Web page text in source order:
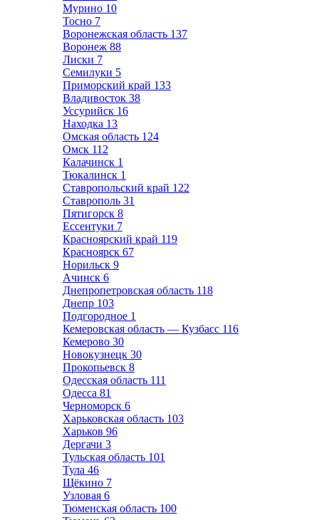
Мурино 10
Тосно 7
Воронежская область 137
Воронеж 88
Лиски 7
Семилуки 5
Приморский край 133
Владивосток 38
Уссурийск 16
Находка 13
Омская область 124
Омск 112
Калачинск 1
Тюкалинск 1
Ставропольский край 122
Ставрополь 31
Пятигорск 8
Ессентуки 7
Красноярский край 119
Красноярск 67
Норильск 9
Ачинск 6
Днепропетровская область 118
Днепр 103
Подгородное 1
Кемеровская область — Кузбасс 116
Кемерово 30
Новокузнецк 30
Прокопьевск 8
Одесская область 111
Одесса 81
Черноморск 6
Харьковская область 103
Харьков 96
Дергачи 3
Тульская область 101
Тула 46
Щёкино 7
Узловая 6
Тюменская область 100